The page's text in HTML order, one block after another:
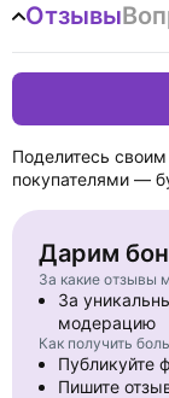
Отзывы
Поделитесь
покупателями —
Дарим
За какие отзывы
За
модерацию
Как получить
Публикуйте
Пишите